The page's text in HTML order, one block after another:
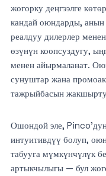
жогорку деңгээлге
кандай оюндарды,
реалдуу дилерлер
өзүнүн коопсуздугу,
менен айырмаланат.
сунуштар жана
тажрыйбасын
Ошондой эле,
интуитивдүү болуп,
табууга мүмкүнчүлүк
артыкчылыгы — бул